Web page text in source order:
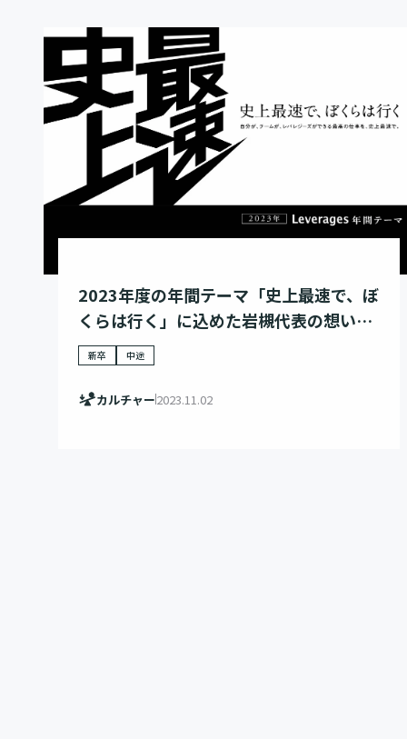
2023年度の年間テーマ「史上最速で、ぼ
くらは行く」に込めた岩槻代表の想いと
は新卒 中途
カルチャー2023.11.02